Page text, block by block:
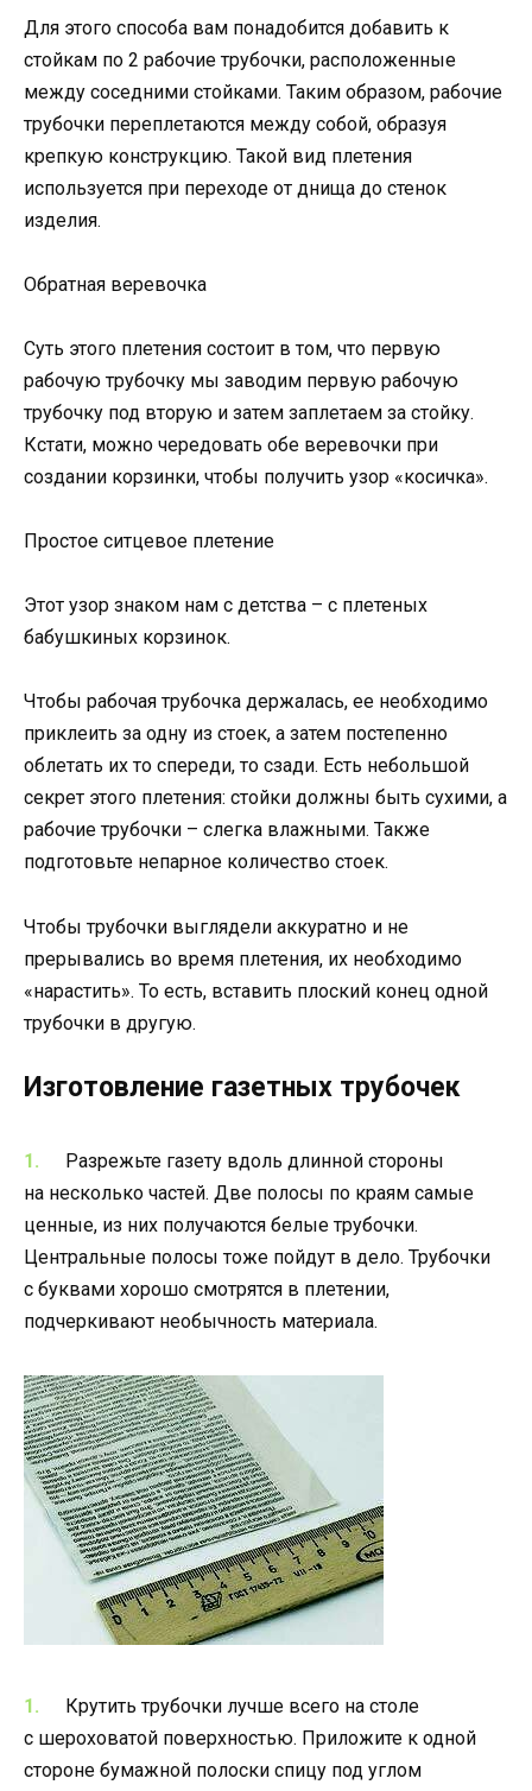
Для этого способа вам понадобится добавить к
стойкам по 2 рабочие трубочки, расположенные
между соседними стойками. Таким образом, рабочие
трубочки переплетаются между собой, образуя
крепкую конструкцию. Такой вид плетения
используется при переходе от днища до стенок
изделия.
Обратная веревочка
Суть этого плетения состоит в том, что первую
рабочую трубочку мы заводим первую рабочую
трубочку под вторую и затем заплетаем за стойку.
Кстати, можно чередовать обе веревочки при
создании корзинки, чтобы получить узор «косичка».
Простое ситцевое плетение
Этот узор знаком нам с детства – с плетеных
бабушкиных корзинок.
Чтобы рабочая трубочка держалась, ее необходимо
приклеить за одну из стоек, а затем постепенно
облетать их то спереди, то сзади. Есть небольшой
секрет этого плетения: стойки должны быть сухими, а
рабочие трубочки – слегка влажными. Также
подготовьте непарное количество стоек.
Чтобы трубочки выглядели аккуратно и не
прерывались во время плетения, их необходимо
«нарастить». То есть, вставить плоский конец одной
трубочки в другую.
Изготовление газетных трубочек
Разрежьте газету вдоль длинной стороны
на несколько частей. Две полосы по краям самые
ценные, из них получаются белые трубочки.
Центральные полосы тоже пойдут в дело. Трубочки
с буквами хорошо смотрятся в плетении,
подчеркивают необычность материала.
Крутить трубочки лучше всего на столе
с шероховатой поверхностью. Приложите к одной
стороне бумажной полоски спицу под углом